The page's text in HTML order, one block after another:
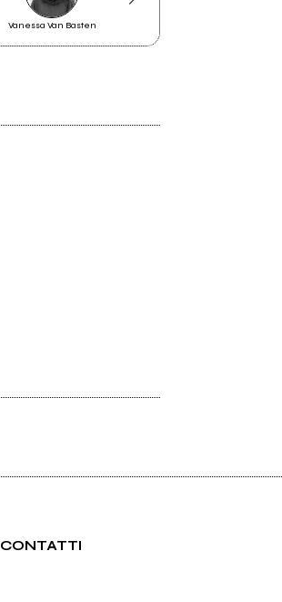
Vanessa Van Basten
CONTATTI